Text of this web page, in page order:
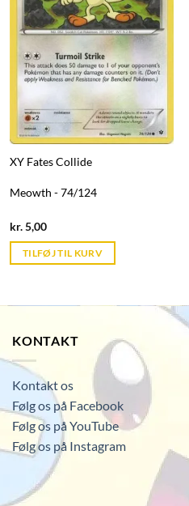
XY Fates Collide
Meowth - 74/124
kr.5,00Current
is:
kr. 39,95.
TILFØJ TIL KURV
KONTAKT
Kontakt os
Følg os på Facebook
Følg os på YouTube
Følg os på Instagram